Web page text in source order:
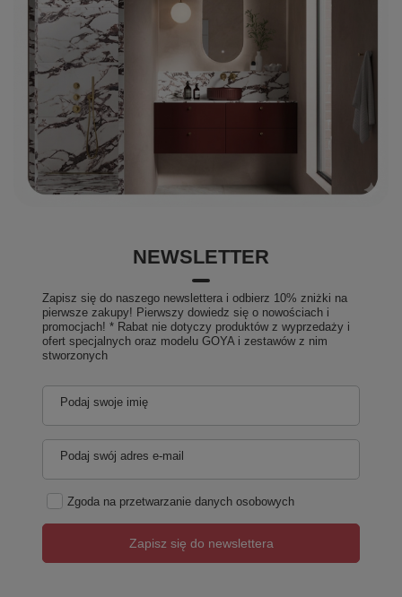
NEWSLETTER
Zapisz się do naszego newslettera i odbierz 10% zniżki na
pierwsze zakupy! Pierwszy dowiedz się o nowościach i
promocjach! * Rabat nie dotyczy produktów z wyprzedaży i
ofert specjalnych oraz modelu GOYA i zestawów z nim
stworzonych
Podaj swoje imię
Podaj swój adres e-mail
Zgoda na przetwarzanie danych osobowych
Zapisz się do newslettera